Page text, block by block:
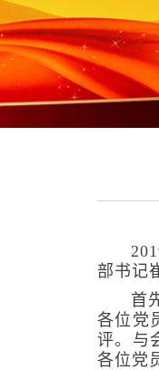
部书记
首
各位党
评。与
各位党